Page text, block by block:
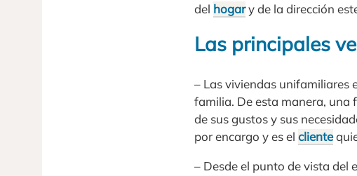
del hogary de la dirección
Las principales
– Las viviendas unifamiliares
familia. De esta manera, una
de sus gustos y sus
por encargo y es el cliente
– Desde el punto de vista del